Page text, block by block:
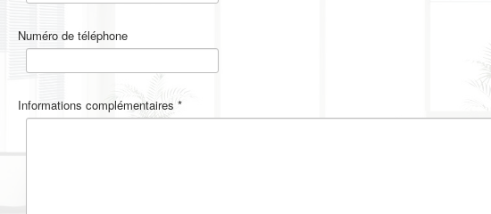
Numéro de téléphone
Informations complémentaires *